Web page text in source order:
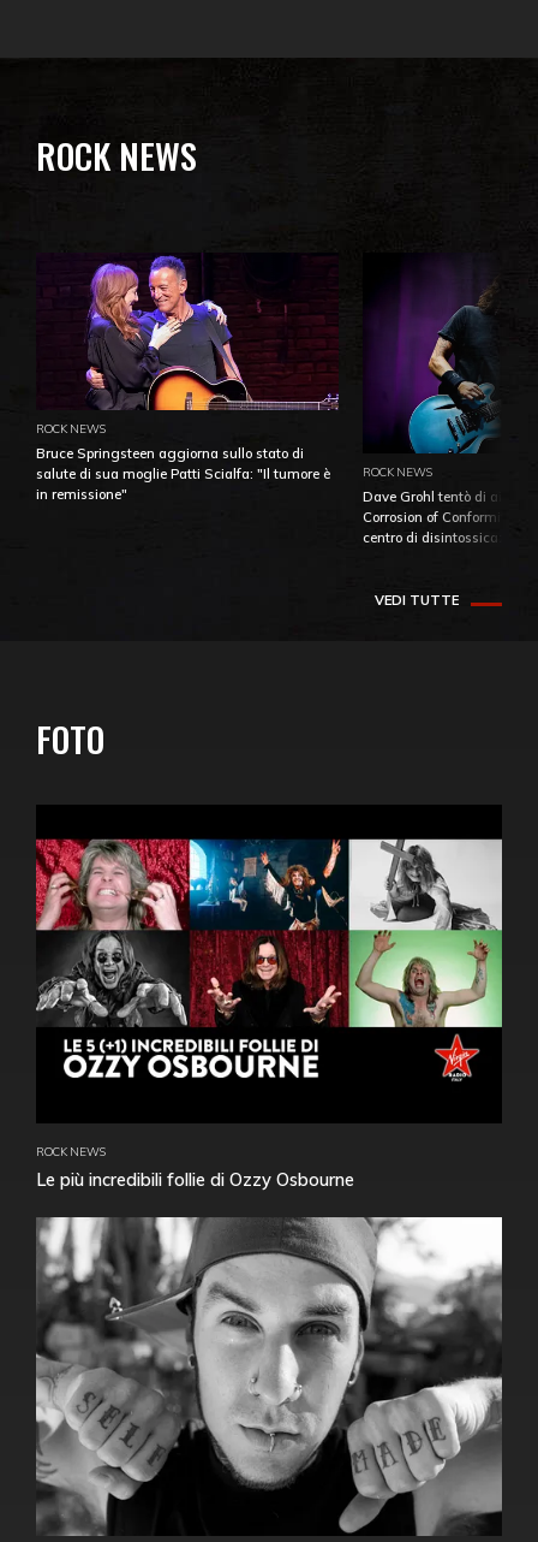
ROCK NEWS
ROCK NEWS
Bruce Springsteen aggiorna sullo stato di
salute di sua moglie Patti Scialfa: "Il tumore è
in remissione"
ROCK NEWS
Dave Grohl tentò di
Corrosion of Conformity
centro di
VEDI TUTTE
FOTO
ROCK NEWS
Le più incredibili follie di Ozzy Osbourne